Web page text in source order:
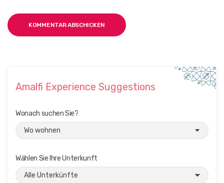
Amalfi Experience Suggestions
Wonach suchen Sie?
Wählen Sie Ihre Unterkunft